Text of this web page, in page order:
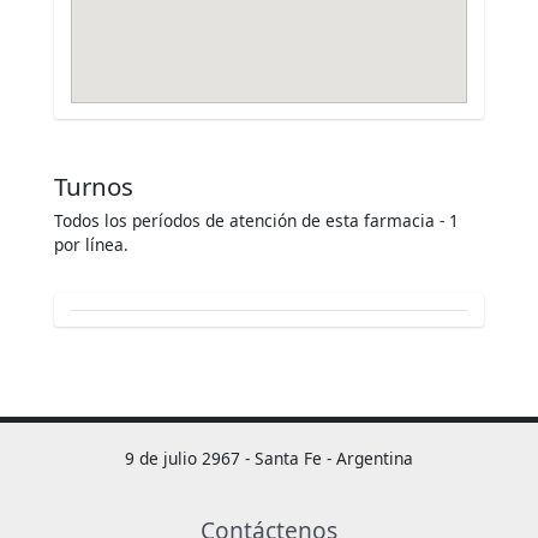
Turnos
Todos los períodos de atención de esta farmacia - 1
por línea.
9 de julio 2967 - Santa Fe - Argentina
Contáctenos